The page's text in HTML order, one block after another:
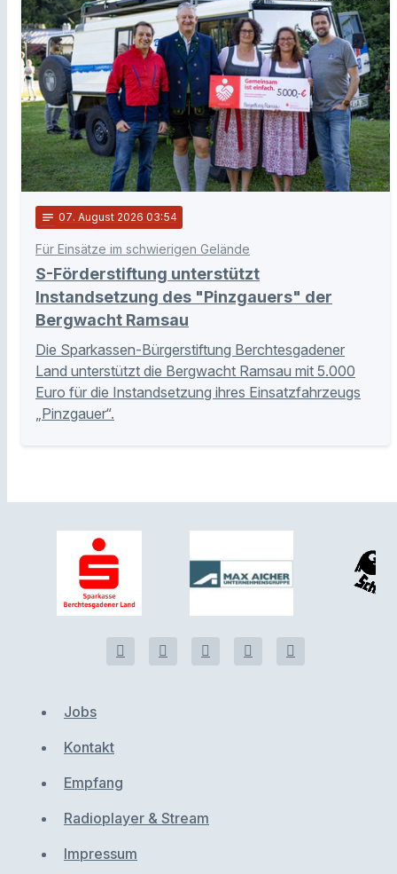
notes 07. August 2026 03:54
Für Einsätze im schwierigen Gelände
S-Förderstiftung unterstützt
Instandsetzung des "Pinzgauers" der
Bergwacht Ramsau
Die Sparkassen-Bürgerstiftung Berchtesgadener
Land unterstützt die Bergwacht Ramsau mit 5.000
Euro für die Instandsetzung ihres Einsatzfahrzeugs
„Pinzgauer“.
Jobs
Kontakt
Empfang
Radioplayer & Stream
Impressum